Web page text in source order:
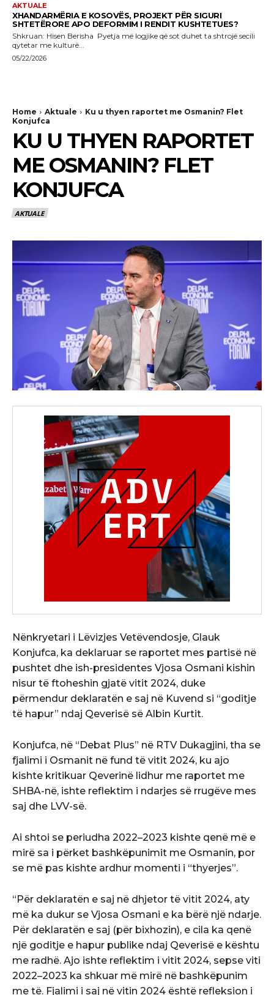
AKTUALE
XHANDARMËRIA E KOSOVËS, PROJEKT PËR SIGURI
SHTETËRORE APO DEFORMIM I RENDIT KUSHTETUES?
Shkruan: Hisen Berisha Pyetja më logjike që sot duhet ta shtrojë secili
qytetar me kulturë...
05/22/2026